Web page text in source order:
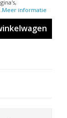
Meer informatie